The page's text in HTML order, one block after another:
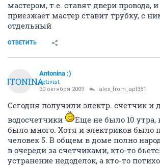
мастером, т.е. ставят двери провода,
приезжает мастер ставит трубку, с
отдельный
ОТВЕТИТЬ
Antonina :)
activist
30 октября 2009 alex_from_apt351
Сегодня получили электр. счетчик и
водосчетчики
Еще не было 10 утра,
было много. Хотя и электриков было
человек 5. В общем в доме полно
в очереди за счетчиками, кто-то
устранение недоделок, а кто-то